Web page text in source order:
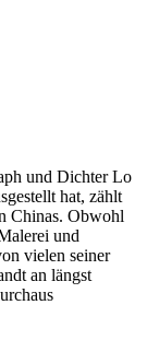
und Dichter Lo
hat, zählt
Chinas. Obwohl
und
vielen seiner
an längst